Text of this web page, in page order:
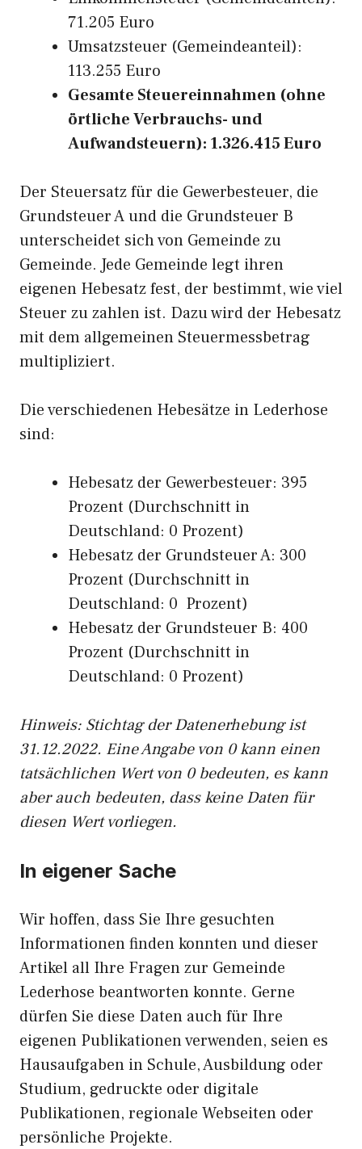
71.205 Euro
Umsatzsteuer (Gemeindeanteil):
113.255 Euro
Gesamte Steuereinnahmen (ohne
örtliche Verbrauchs- und
Aufwandsteuern): 1.326.415 Euro
Der Steuersatz für die Gewerbesteuer, die
Grundsteuer A und die Grundsteuer B
unterscheidet sich von Gemeinde zu
Gemeinde. Jede Gemeinde legt ihren
eigenen Hebesatz fest, der bestimmt, wie viel
Steuer zu zahlen ist. Dazu wird der Hebesatz
mit dem allgemeinen Steuermessbetrag
multipliziert.
Die verschiedenen Hebesätze in Lederhose
sind:
Hebesatz der Gewerbesteuer: 395
Prozent (Durchschnitt in
Deutschland: 0 Prozent)
Hebesatz der Grundsteuer A: 300
Prozent (Durchschnitt in
Deutschland: 0 Prozent)
Hebesatz der Grundsteuer B: 400
Prozent (Durchschnitt in
Deutschland: 0 Prozent)
Hinweis: Stichtag der Datenerhebung ist
31.12.2022. Eine Angabe von 0 kann einen
tatsächlichen Wert von 0 bedeuten, es kann
aber auch bedeuten, dass keine Daten für
diesen Wert vorliegen.
In eigener Sache
Wir hoffen, dass Sie Ihre gesuchten
Informationen finden konnten und dieser
Artikel all Ihre Fragen zur Gemeinde
Lederhose beantworten konnte. Gerne
dürfen Sie diese Daten auch für Ihre
eigenen Publikationen verwenden, seien es
Hausaufgaben in Schule, Ausbildung oder
Studium, gedruckte oder digitale
Publikationen, regionale Webseiten oder
persönliche Projekte.